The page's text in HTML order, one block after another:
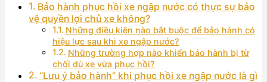
Bảo hành phục hồi xe ngập nước có thực sự bảo
vệ quyền lợi chủ xe không?
Những điều kiện nào bắt buộc để bảo hành có
hiệu lực sau khi xe ngập nước?
Những trường hợp nào khiến bảo hành bị từ
chối dù xe vừa phục hồi?
“Lưu ý bảo hành” khi phục hồi xe ngập nước là gì